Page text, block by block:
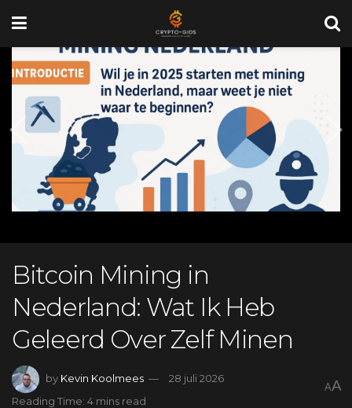
Bitcoin Mining in
Nederland: Wat Ik Heb
Geleerd Over Zelf Minen
by Kevin Koolmees
28 juli 2026
Reading Time: 4 mins read
AA